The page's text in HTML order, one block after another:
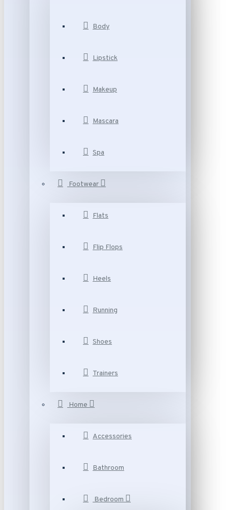
Body
Lipstick
Makeup
Mascara
Spa
Footwear
Flats
Flip Flops
Heels
Running
Shoes
Trainers
Home
Accessories
Bathroom
Bedroom